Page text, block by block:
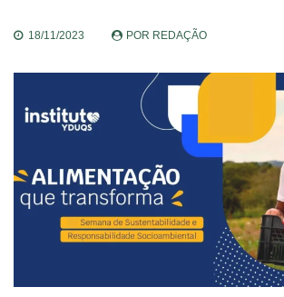
18/11/2023 POR REDAÇÃO